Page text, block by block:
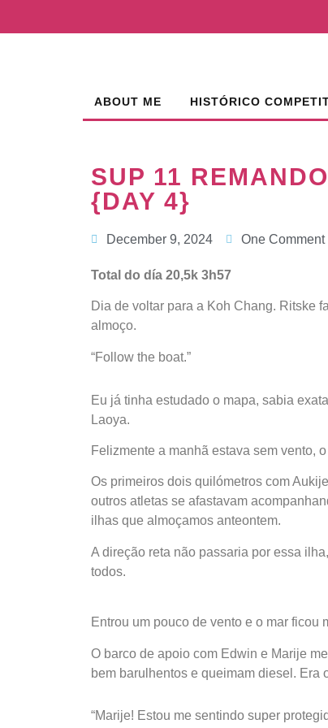
ABOUT ME HISTÓRICO
SUP 11
{DAY 4}
December 9, 2024 One Comment
Total do día 20,5k 3h57
Dia de voltar para a Koh Chang. Ritske
almoço.
“Follow the boat.”
Eu já tinha estudado o mapa, sabia
Laoya.
Felizmente a manhã estava sem vento,
Os primeiros dois quilómetros com
outros atletas se afastavam
ilhas que almoçamos anteontem.
A direção reta não passaria por essa
todos.
Entrou um pouco de vento e o mar ficou
O barco de apoio com Edwin e Marije
bem barulhentos e queimam diesel. Era
“Marije! Estou me sentindo super